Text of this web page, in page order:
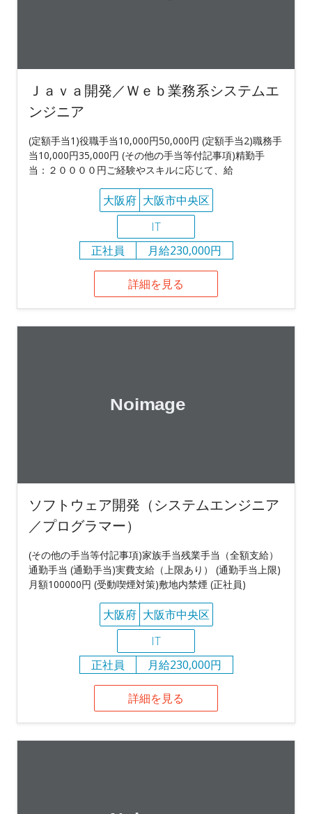
Ｊａｖａ開発／Ｗｅｂ業務系システムエ
ンジニア
(定額手当1)役職手当10,000円50,000円 (定額手当2)職務手
当10,000円35,000円 (その他の手当等付記事項)精勤手
当：２００００円ご経験やスキルに応じて、給
大阪府 大阪市中央区
IT
正社員
月給230,000円
詳細を見る
ソフトウェア開発（システムエンジニア
／プログラマー）
(その他の手当等付記事項)家族手当残業手当（全額支給）
通勤手当 (通勤手当)実費支給（上限あり） (通勤手当上限)
月額100000円 (受動喫煙対策)敷地内禁煙 (正社員)
大阪府 大阪市中央区
IT
正社員
月給230,000円
詳細を見る